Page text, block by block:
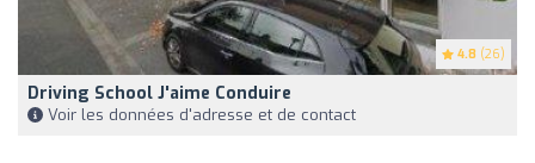
4.8 (26)
Driving School J'aime Conduire
Voir les données d'adresse et de contact